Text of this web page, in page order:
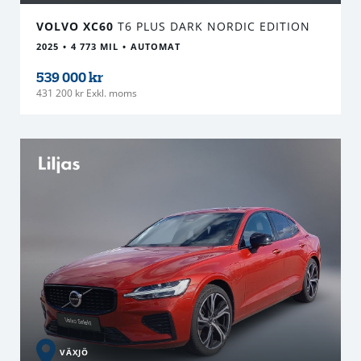
VOLVO XC60 T6 PLUS DARK NORDIC EDITION
2025 4 773 MIL AUTOMAT
539 000 kr
431 200 kr Exkl. moms
VÄXJÖ